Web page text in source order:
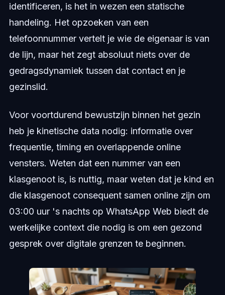
identificeren, is het in wezen een statische
handeling. Het opzoeken van een
telefoonnummer vertelt je wie de eigenaar is van
de lijn, maar het zegt absoluut niets over de
gedragsdynamiek tussen dat contact en je
gezinslid.
Voor voortdurend bewustzijn binnen het gezin
heb je kinetische data nodig: informatie over
frequentie, timing en overlappende online
vensters. Weten dat een nummer van een
klasgenoot is, is nuttig, maar weten dat je kind en
die klasgenoot consequent samen online zijn om
03:00 uur 's nachts op WhatsApp Web biedt de
werkelijke context die nodig is om een gezond
gesprek over digitale grenzen te beginnen.